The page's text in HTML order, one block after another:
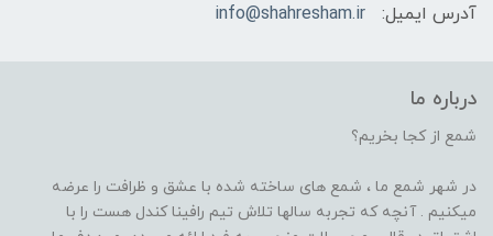
آدرس ایمیل:
info@shahresham.ir
درباره ما
شمع از کجا بخریم؟
در شهر شمع ما ، شمع های ساخته شده با عشق و ظرافت را عرضه
میکنیم . آنچه که تجربه سالها تلاش تیم رافینا کندل هست را با